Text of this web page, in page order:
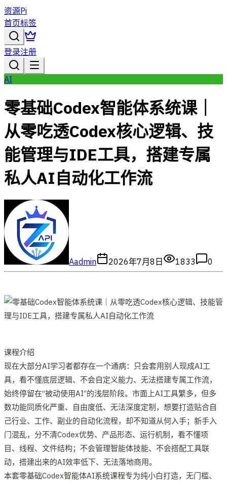
资源Pi
首页标签
登录注册
AI
零基础Codex智能体系统课｜
从零吃透Codex核心逻辑、技
能管理与IDE工具，搭建专属
私人AI自动化工作流
Aadmin 2026年7月8日 1833 0
课程介绍
现在大部分AI学习者都存在一个通病：只会套用别人现成AI工
具，看不懂底层逻辑、不会自定义能力、无法搭建专属工作流，
始终停留在“被动使用AI”的浅层阶段。市面上AI工具繁多，但多
数功能同质化严重、自由度低、无法深度定制，想要打造贴合自
己行业、工作、副业的自动化流程，却不知道从何入手；新手入
门混乱，分不清Codex优势、产品形态、运行机制，看不懂项
目、线程、文件结构；不会管理智能体技能、不会搭配工具联
动，搭建出来的AI效率低下、无法落地商用。
本套零基础Codex智能体AI系统课程专为纯小白打造，无门槛、